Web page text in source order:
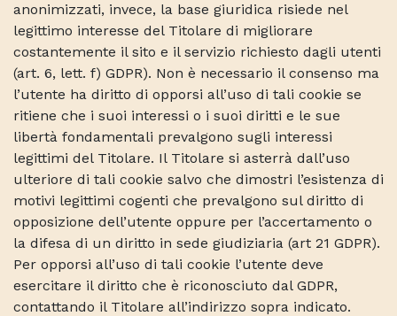
anonimizzati, invece, la base giuridica risiede nel
legittimo interesse del Titolare di migliorare
costantemente il sito e il servizio richiesto dagli utenti
(art. 6, lett. f) GDPR). Non è necessario il consenso ma
l’utente ha diritto di opporsi all’uso di tali cookie se
ritiene che i suoi interessi o i suoi diritti e le sue
libertà fondamentali prevalgono sugli interessi
legittimi del Titolare. Il Titolare si asterrà dall’uso
ulteriore di tali cookie salvo che dimostri l’esistenza di
motivi legittimi cogenti che prevalgono sul diritto di
opposizione dell’utente oppure per l’accertamento o
la difesa di un diritto in sede giudiziaria (art 21 GDPR).
Per opporsi all’uso di tali cookie l’utente deve
esercitare il diritto che è riconosciuto dal GDPR,
contattando il Titolare all’indirizzo sopra indicato.